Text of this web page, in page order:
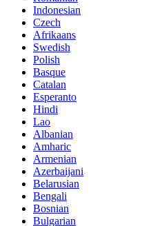
Indonesian
Czech
Afrikaans
Swedish
Polish
Basque
Catalan
Esperanto
Hindi
Lao
Albanian
Amharic
Armenian
Azerbaijani
Belarusian
Bengali
Bosnian
Bulgarian